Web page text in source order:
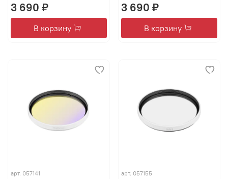
3 690 ₽
В корзину
3 690 ₽
В корзину
арт. 057141 арт. 057155